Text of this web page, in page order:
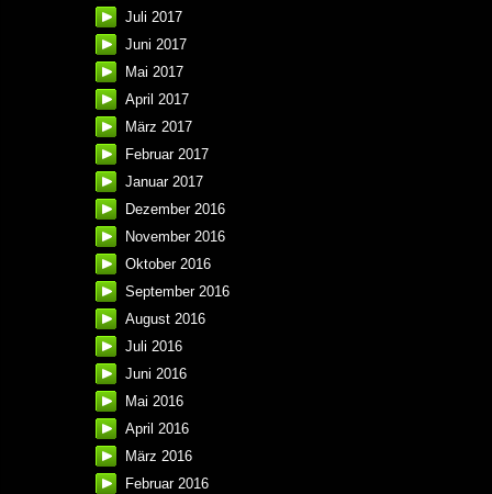
Juli 2017
Juni 2017
Mai 2017
April 2017
März 2017
Februar 2017
Januar 2017
Dezember 2016
November 2016
Oktober 2016
September 2016
August 2016
Juli 2016
Juni 2016
Mai 2016
April 2016
März 2016
Februar 2016